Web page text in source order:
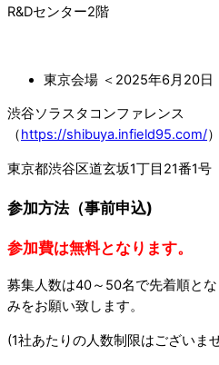
R&Dセンター2階
東京会場 ＜2025年6月20日
渋谷ソラスタコンファレンス
（https://shibuya.infield95.com/）
東京都渋谷区道玄坂1丁目21番1
参加方法（事前申込)
参加費は無料となります。
募集人数は40～50名で先着順と
みをお願い致します。
(1社あたりの人数制限はございま